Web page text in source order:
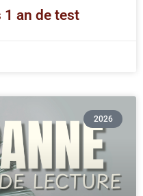
1 an de test
2026